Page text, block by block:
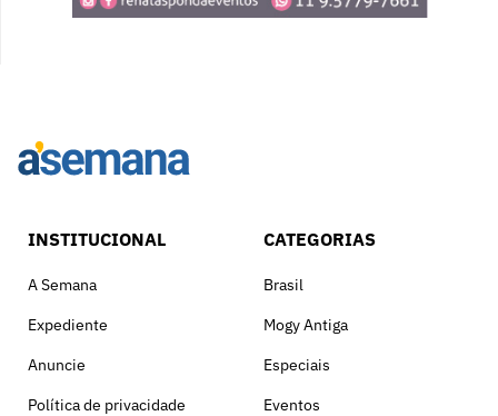
INSTITUCIONAL
A Semana
Expediente
Anuncie
Política de privacidade
CATEGORIAS
Brasil
Mogy Antiga
Especiais
Eventos